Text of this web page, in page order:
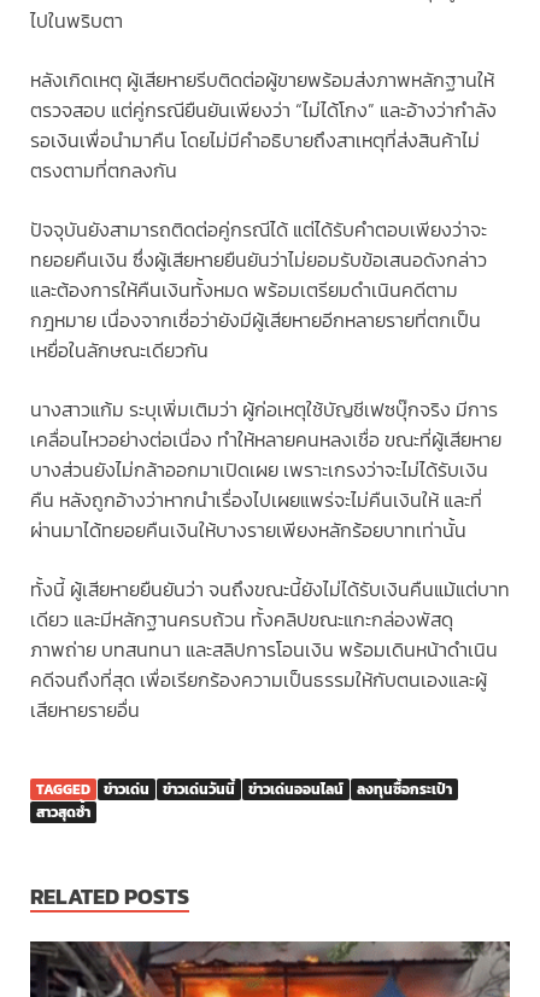
ไปในพริบตา
หลังเกิดเหตุ ผู้เสียหายรีบติดต่อผู้ขายพร้อมส่งภาพหลักฐานให้
ตรวจสอบ แต่คู่กรณียืนยันเพียงว่า “ไม่ได้โกง” และอ้างว่ากำลัง
รอเงินเพื่อนำมาคืน โดยไม่มีคำอธิบายถึงสาเหตุที่ส่งสินค้าไม่
ตรงตามที่ตกลงกัน
ปัจจุบันยังสามารถติดต่อคู่กรณีได้ แต่ได้รับคำตอบเพียงว่าจะ
ทยอยคืนเงิน ซึ่งผู้เสียหายยืนยันว่าไม่ยอมรับข้อเสนอดังกล่าว
และต้องการให้คืนเงินทั้งหมด พร้อมเตรียมดำเนินคดีตาม
กฎหมาย เนื่องจากเชื่อว่ายังมีผู้เสียหายอีกหลายรายที่ตกเป็น
เหยื่อในลักษณะเดียวกัน
นางสาวแก้ม ระบุเพิ่มเติมว่า ผู้ก่อเหตุใช้บัญชีเฟซบุ๊กจริง มีการ
เคลื่อนไหวอย่างต่อเนื่อง ทำให้หลายคนหลงเชื่อ ขณะที่ผู้เสียหาย
บางส่วนยังไม่กล้าออกมาเปิดเผย เพราะเกรงว่าจะไม่ได้รับเงิน
คืน หลังถูกอ้างว่าหากนำเรื่องไปเผยแพร่จะไม่คืนเงินให้ และที่
ผ่านมาได้ทยอยคืนเงินให้บางรายเพียงหลักร้อยบาทเท่านั้น
ทั้งนี้ ผู้เสียหายยืนยันว่า จนถึงขณะนี้ยังไม่ได้รับเงินคืนแม้แต่บาท
เดียว และมีหลักฐานครบถ้วน ทั้งคลิปขณะแกะกล่องพัสดุ
ภาพถ่าย บทสนทนา และสลิปการโอนเงิน พร้อมเดินหน้าดำเนิน
คดีจนถึงที่สุด เพื่อเรียกร้องความเป็นธรรมให้กับตนเองและผู้
เสียหายรายอื่น
TAGGED ข่าวเด่น ข่าวเด่นวันนี้ ข่าวเด่นออนไลน์
ลงทุนซื้อกระเป๋า
สาวสุดซ้ำ
RELATED POSTS